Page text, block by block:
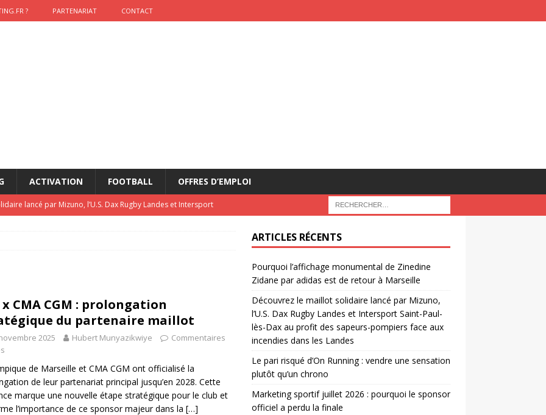
? PARTENARIAT CONTACT
ACTIVATION FOOTBALL OFFRES D’EMPLOI
lancé par Mizuno, l’U.S. Dax Rugby Landes et Intersport
: vendre une sensation plutôt qu’un chrono
: pourquoi le sponsor officiel a perdu la finale
: qui gagne vraiment
FOOTBALL
de Zinedine Zidane par adidas est de retour à
x CMA CGM : prolongation
du partenaire maillot
2025 Hubert Munyazikwiye
Commentaires
de Marseille et CMA CGM ont officialisé la
de leur partenariat principal jusqu’en 2028. Cette
marque une nouvelle étape stratégique pour le club et
l’importance de ce sponsor majeur dans la […]
ARTICLES RÉCENTS
Pourquoi l’affichage monumental de Zinedine
Zidane par adidas est de retour à Marseille
Découvrez le maillot solidaire lancé par Mizuno,
l’U.S. Dax Rugby Landes et Intersport Saint-Paul-
lès-Dax au profit des sapeurs-pompiers face aux
incendies dans les Landes
Le pari risqué d’On Running : vendre une sensation
plutôt qu’un chrono
Marketing sportif juillet 2026 : pourquoi le sponsor
officiel a perdu la finale